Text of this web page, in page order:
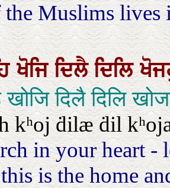
Muslims lives
ਖੋਜਿਦਿਲੈਦਿਲਿ
खोजि दिलै दिलि
kʰoj ḋilæ ḋil
in your heart
is the home